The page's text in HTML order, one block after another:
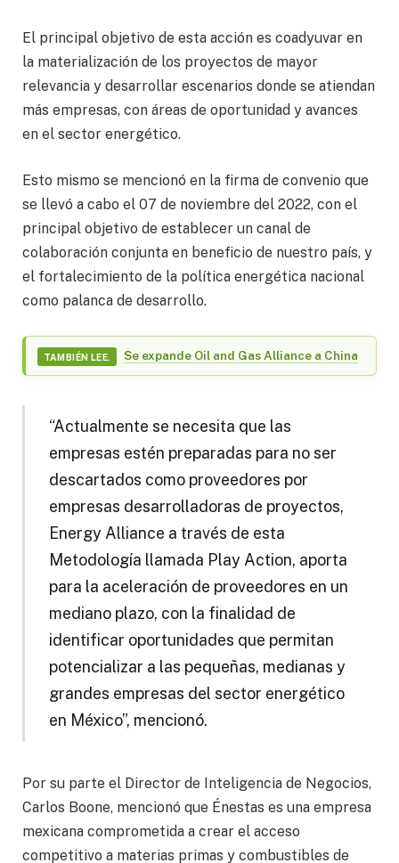
El principal objetivo de esta acción es coadyuvar en
la materialización de los proyectos de mayor
relevancia y desarrollar escenarios donde se atiendan
más empresas, con áreas de oportunidad y avances
en el sector energético.
Esto mismo se mencionó en la firma de convenio que
se llevó a cabo el 07 de noviembre del 2022, con el
principal objetivo de establecer un canal de
colaboración conjunta en beneficio de nuestro país, y
el fortalecimiento de la política energética nacional
como palanca de desarrollo.
TAMBIÉN LEE. Se expande Oil and Gas Alliance a China
“Actualmente se necesita que las
empresas estén preparadas para no ser
descartados como proveedores por
empresas desarrolladoras de proyectos,
Energy Alliance a través de esta
Metodología llamada Play Action, aporta
para la aceleración de proveedores en un
mediano plazo, con la finalidad de
identificar oportunidades que permitan
potencializar a las pequeñas, medianas y
grandes empresas del sector energético
en México”, mencionó.
Por su parte el Director de Inteligencia de Negocios,
Carlos Boone, mencionó que Énestas es una empresa
mexicana comprometida a crear el acceso
competitivo a materias primas y combustibles de